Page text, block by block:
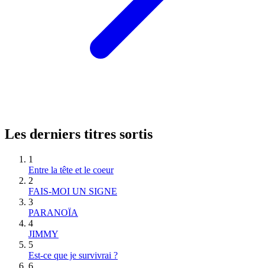
Les derniers titres sortis
1
Entre la tête et le coeur
2
FAIS-MOI UN SIGNE
3
PARANOÏA
4
JIMMY
5
Est-ce que je survivrai ?
6